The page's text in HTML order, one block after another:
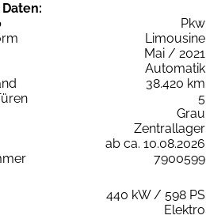
Pkw
Limousine
Mai / 2021
Automatik
38.420 km
5
Grau
Zentrallager
ab ca. 10.08.2026
7900599
440 kW / 598 PS
Elektro